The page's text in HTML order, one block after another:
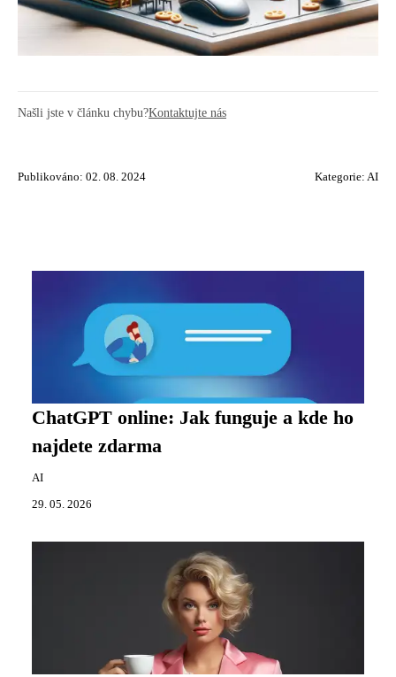
Našli jste v článku chybu?Kontaktujte nás
Publikováno: 02. 08. 2024 Kategorie: AI
ChatGPT online: Jak funguje a kde ho
najdete zdarma
AI
29. 05. 2026